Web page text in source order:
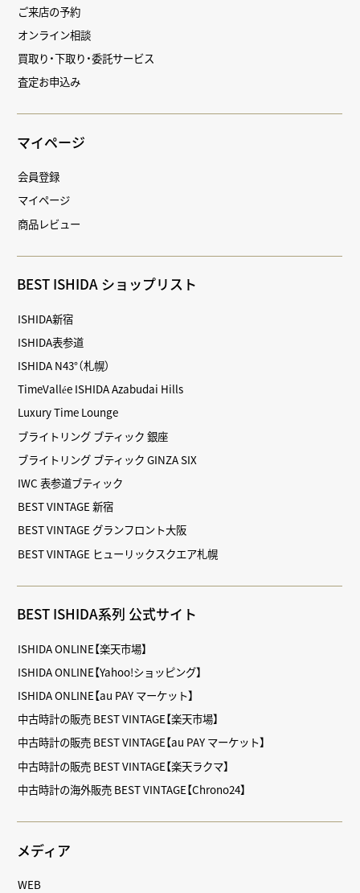
ご来店の予約
オンライン相談
買取り・下取り・委託サービス
査定お申込み
マイページ
会員登録
マイページ
商品レビュー
BEST ISHIDA ショップリスト
ISHIDA新宿
ISHIDA表参道
ISHIDA N43°（札幌）
TimeVallée ISHIDA Azabudai Hills
Luxury Time Lounge
ブライトリング ブティック 銀座
ブライトリング ブティック GINZA SIX
IWC 表参道ブティック
BEST VINTAGE 新宿
BEST VINTAGE グランフロント大阪
BEST VINTAGE ヒューリックスクエア札幌
BEST ISHIDA系列 公式サイト
ISHIDA ONLINE【楽天市場】
ISHIDA ONLINE【Yahoo!ショッピング】
ISHIDA ONLINE【au PAY マーケット】
中古時計の販売 BEST VINTAGE【楽天市場】
中古時計の販売 BEST VINTAGE【au PAY マーケット】
中古時計の販売 BEST VINTAGE【楽天ラクマ】
中古時計の海外販売 BEST VINTAGE【Chrono24】
メディア
WEB